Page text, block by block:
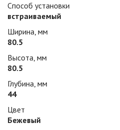
Способ установки
встраиваемый
Ширина, мм
80.5
Высота, мм
80.5
Глубина, мм
44
Цвет
Бежевый